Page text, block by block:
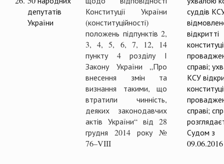
депутатів
України
Конституції України
(конституційності)
положень підпунктів 2,
3, 4, 5, 6, 7, 12, 14
пункту 4 розділу І
Закону України „Про
внесення змін та
визнання такими, що
втратили чинність,
деяких законодавчих
актів України“ від 28
грудня 2014 року №
76–VIII
суддів
відкритті
справі;
КСУ
справі;
Судом з
09.06.2016